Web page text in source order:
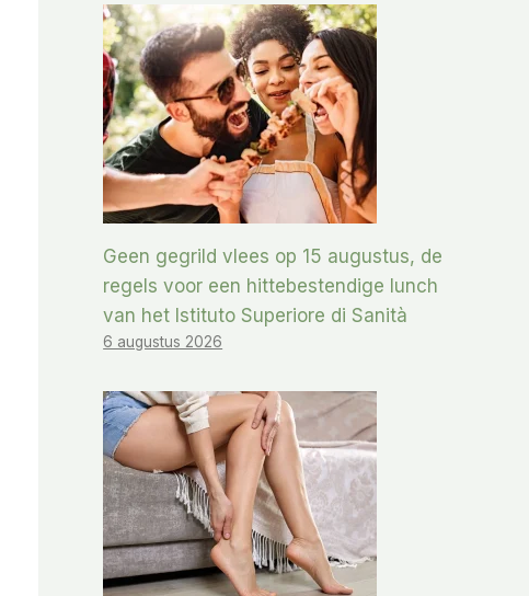
Geen gegrild vlees op 15 augustus, de
regels voor een hittebestendige lunch
van het Istituto Superiore di Sanità
6 augustus 2026